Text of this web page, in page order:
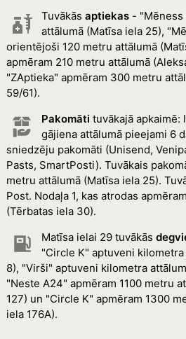
Tuvākās aptiekas- "Mēness
attālumā (Matīsa iela 25),
orientējoši 120 metru attālumā
apmēram 210 metru attālumā
"ZAptieka" apmēram 300 metru
59/61).
Pakomāti tuvākajā
gājiena attālumā pieejami 6
sniedzēju pakomāti (Unisend,
Pasts, SmartPosti). Tuvākais
metru attālumā (Matīsa iela 25).
Post. Nodaļa 1, kas atrodas
(Tērbatas iela 30).
Matīsa ielai 29 tuvākās
"Circle K" aptuveni
8), "Virši" aptuveni kilometra
"Neste A24" apmēram 1100 metru
127) un "Circle K" apmēram 1300
iela 176A).